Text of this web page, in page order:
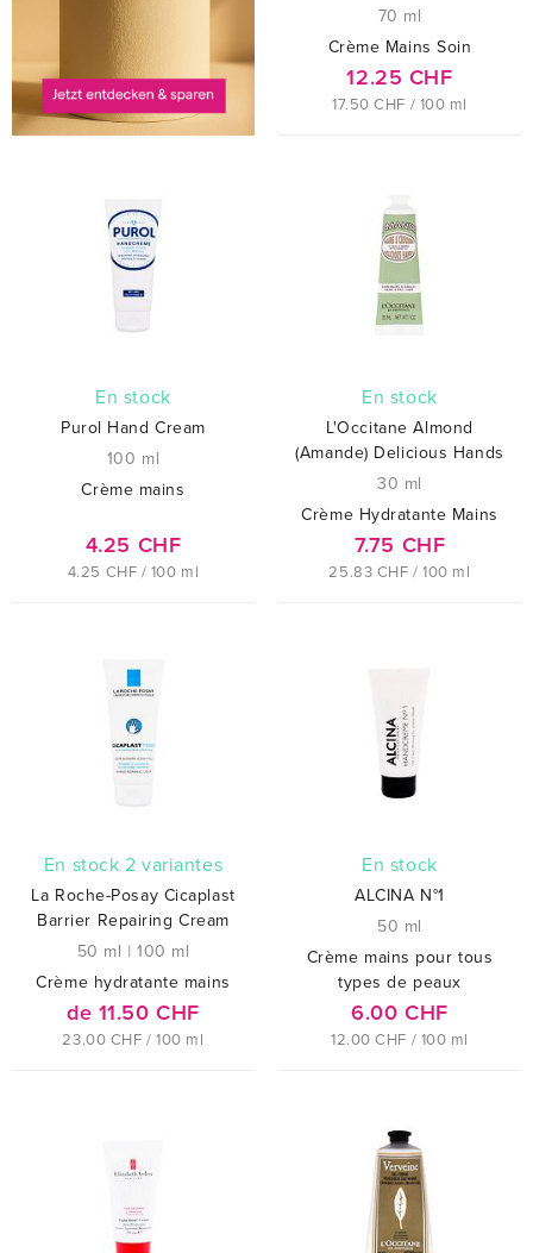
70 ml
Crème Mains Soin
12.25 CHF
17.50 CHF / 100 ml
En stock
Purol Hand Cream
100 ml
Crème mains
4.25 CHF
4.25 CHF / 100 ml
En stock
L'Occitane Almond
(Amande) Delicious Hands
30 ml
Crème Hydratante Mains
7.75 CHF
25.83 CHF / 100 ml
En stock 2 variantes
La Roche-Posay Cicaplast
Barrier Repairing Cream
50 ml |100 ml
Crème hydratante mains
de 11.50 CHF
23.00 CHF / 100 ml
En stock
ALCINA N°1
50 ml
Crème mains pour tous
types de peaux
6.00 CHF
12.00 CHF / 100 ml